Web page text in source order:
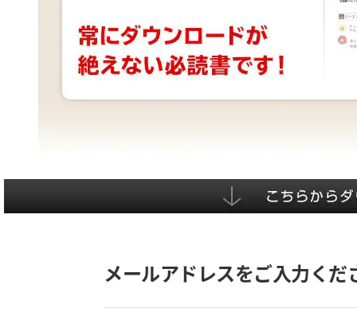
メールアドレスをご入力くだ